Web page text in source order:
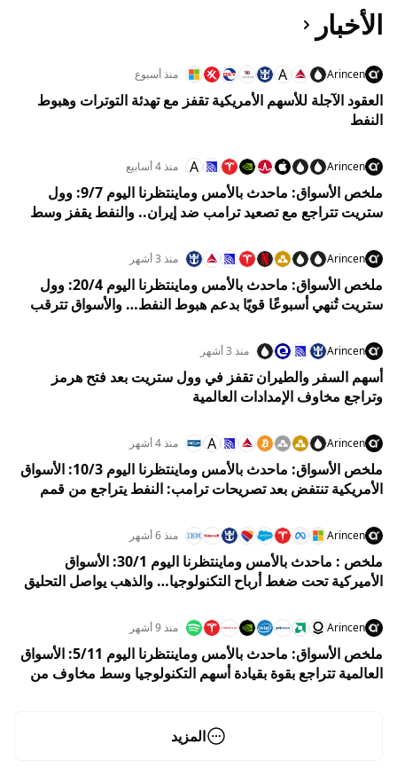
الأخبار
Arincen
A منذ أسبوع
العقود الآجلة للأسهم الأمريكية تقفز مع تهدئة التوترات وهبوط
النفط
Arincen
A منذ 4 أسابيع
ملخص الأسواق: ماحدث بالأمس وماينتظرنا اليوم 9/7: وول
ستريت تتراجع مع تصعيد ترامب ضد إيران.. والنفط يقفز وسط
Arincen منذ 3 أشهر
ملخص الأسواق: ماحدث بالأمس وماينتظرنا اليوم 20/4: وول
ستريت تُنهي أسبوعًا قويًا بدعم هبوط النفط… والأسواق تترقب
Arincen منذ 3 أشهر
أسهم السفر والطيران تقفز في وول ستريت بعد فتح هرمز
وتراجع مخاوف الإمدادات العالمية
Arincen
A منذ 4 أشهر
ملخص الأسواق: ماحدث بالأمس وماينتظرنا اليوم 10/3: الأسواق
الأمريكية تنتفض بعد تصريحات ترامب: النفط يتراجع من قمم
الحربArincen منذ 6 أشهر
ملخص : ماحدث بالأمس وماينتظرنا اليوم 30/1: الأسواق
الأميركية تحت ضغط أرباح التكنولوجيا… والذهب يواصل التحليق
Arincen منذ 9 أشهر
ملخص الأسواق: ماحدث بالأمس وماينتظرنا اليوم 5/11: الأسواق
العالمية تتراجع بقوة بقيادة أسهم التكنولوجيا وسط مخاوف من
المزيد